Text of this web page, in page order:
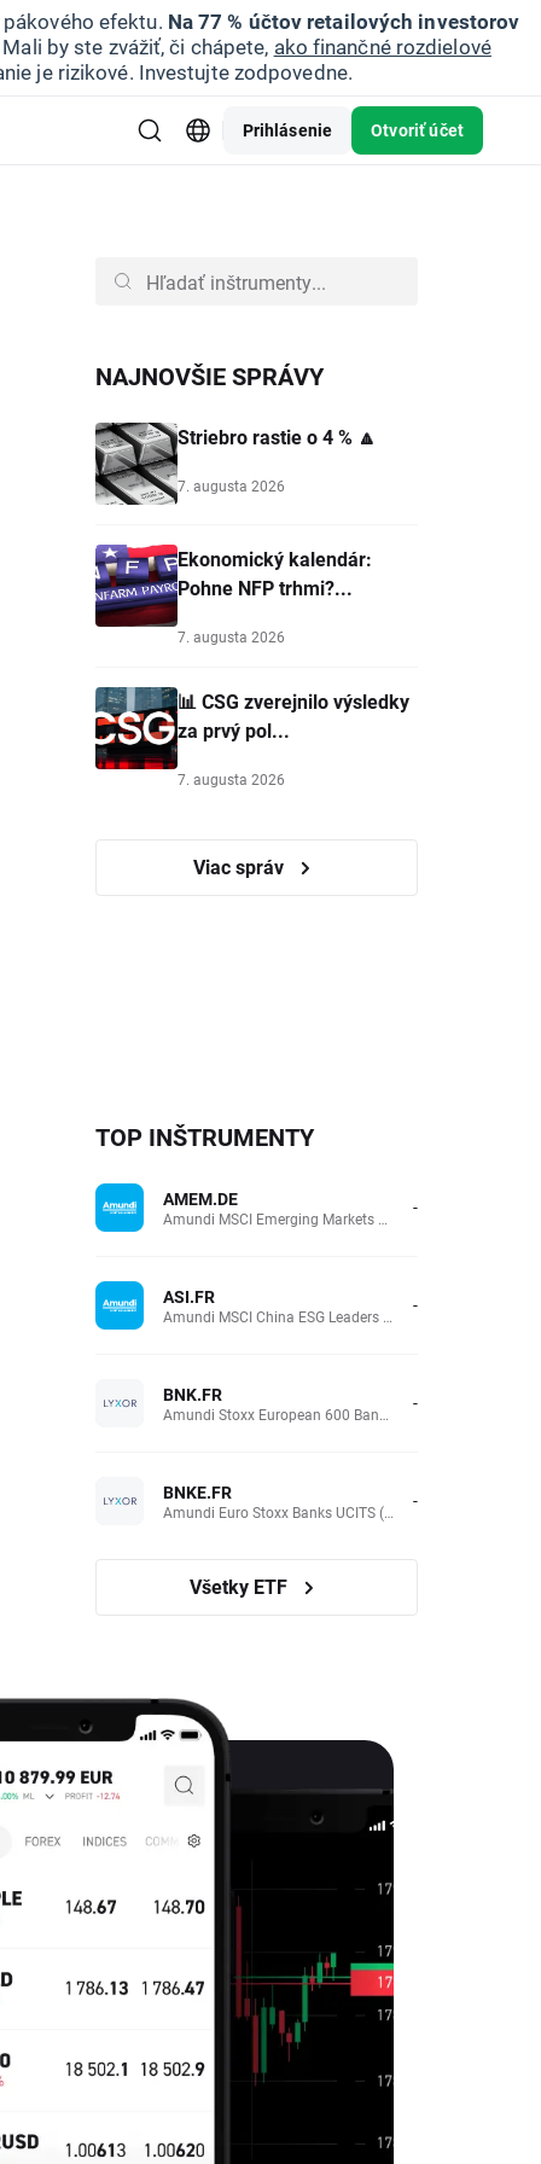
efektu. Na 77 % účtov retailových investorov
by ste zvážiť, či chápete, ako finančné rozdielové
je rizikové. Investujte zodpovedne.
Prihlásenie Otvoriť účet
NAJNOVŠIE SPRÁVY
Striebro rastie o 4 % 🔼
7. augusta 2026
Ekonomický kalendár:
Pohne NFP trhmi?...
7. augusta 2026
📊 CSG zverejnilo výsledky
za prvý pol...
7. augusta 2026
Viac správ
TOP INŠTRUMENTY
AMEM.DE
Amundi MSCI Emerging Markets UCITS (Acc EUR) -
ASI.FR
Amundi MSCI China ESG Leaders Extra (DR) UCITS (Acc EUR) -
BNK.FR
Amundi Stoxx European 600 Banks UCITS(Acc EUR) -
BNKE.FR
Amundi Euro Stoxx Banks UCITS (Acc EUR) -
Všetky ETF